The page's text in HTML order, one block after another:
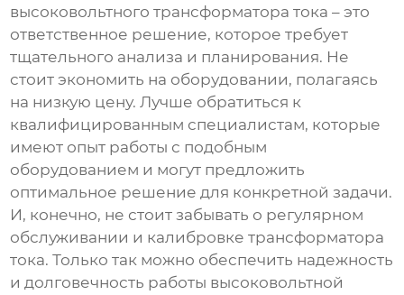
высоковольтного трансформатора тока – это
ответственное решение, которое требует
тщательного анализа и планирования. Не
стоит экономить на оборудовании, полагаясь
на низкую цену. Лучше обратиться к
квалифицированным специалистам, которые
имеют опыт работы с подобным
оборудованием и могут предложить
оптимальное решение для конкретной задачи.
И, конечно, не стоит забывать о регулярном
обслуживании и калибровке трансформатора
тока. Только так можно обеспечить надежность
и долговечность работы высоковольтной